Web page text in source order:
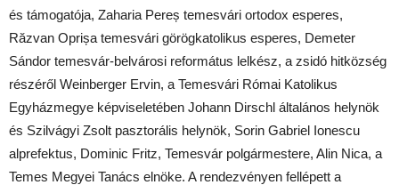
és támogatója, Zaharia Pereș temesvári ortodox esperes,
Răzvan Oprișa temesvári görögkatolikus esperes, Demeter
Sándor temesvár-belvárosi református lelkész, a zsidó hitközség
részéről Weinberger Ervin, a Temesvári Római Katolikus
Egyházmegye képviseletében Johann Dirschl általános helynök
és Szilvágyi Zsolt pasztorális helynök, Sorin Gabriel Ionescu
alprefektus, Dominic Fritz, Temesvár polgármestere, Alin Nica, a
Temes Megyei Tanács elnöke. A rendezvényen fellépett a